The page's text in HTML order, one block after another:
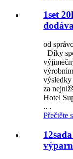
1set
od
Díky
výsledky
za
Hotel
.. .
Přečtěte